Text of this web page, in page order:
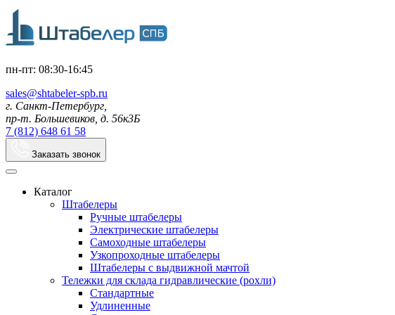
пн-пт: 08:30-16:45
sales@shtabeler-spb.ru
г. Санкт-Петербург,
пр-т. Большевиков, д. 56к3Б
7 (812) 648 61 58
Заказать звонок
Каталог
Штабелеры
Ручные штабелеры
Электрические штабелеры
Самоходные штабелеры
Узкопроходные штабелеры
Штабелеры с выдвижной мачтой
Тележки для склада гидравлические (рохли)
Стандартные
Удлиненные